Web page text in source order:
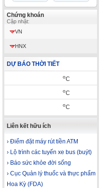
Chứng khoán
Cập nhật:
VN
HNX
DỰ BÁO THỜI TIẾT
oC
oC
oC
Liên kết hữu ích
› Điểm đặt máy rút tiền ATM
› Lộ trình các tuyến xe bus (buýt)
› Báo sức khỏe đời sống
› Cục Quản lý thuốc và thực phẩm
Hoa Kỳ (FDA)